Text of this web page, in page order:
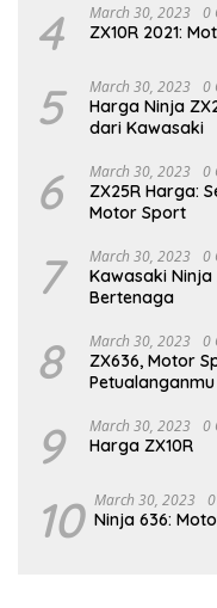
4 March 30, 2023 0
ZX10R 2021:
5 March 30, 2023 0
Harga Ninja
dari Kawasaki
6 March 30, 2023 0
ZX25R Harga:
Motor Sport
7 March 30, 2023 0
Kawasaki
Bertenaga
8 March 30, 2023 0
ZX636, Motor
Petualanganmu
9 March 30, 2023 0
Harga ZX10R
10 March 30, 2023
Ninja 636: